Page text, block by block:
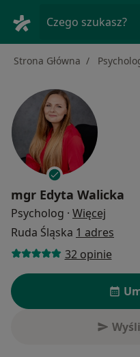
Czego szukasz?
Strona Główna
mgr Edyta Walicka
Psycholog · Więcej
Ruda Śląska 1 adres
32 opinie